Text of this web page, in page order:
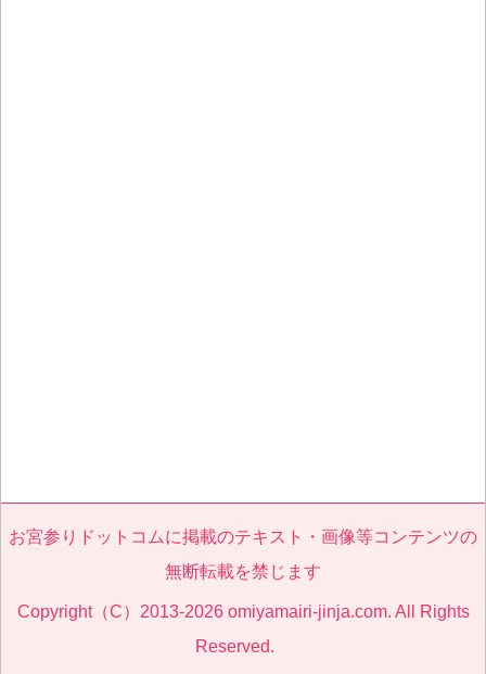
お宮参りドットコムに掲載のテキスト・画像等コンテンツの
無断転載を禁じます
Copyright（C）2013-2026 omiyamairi-jinja.com. All Rights
Reserved.